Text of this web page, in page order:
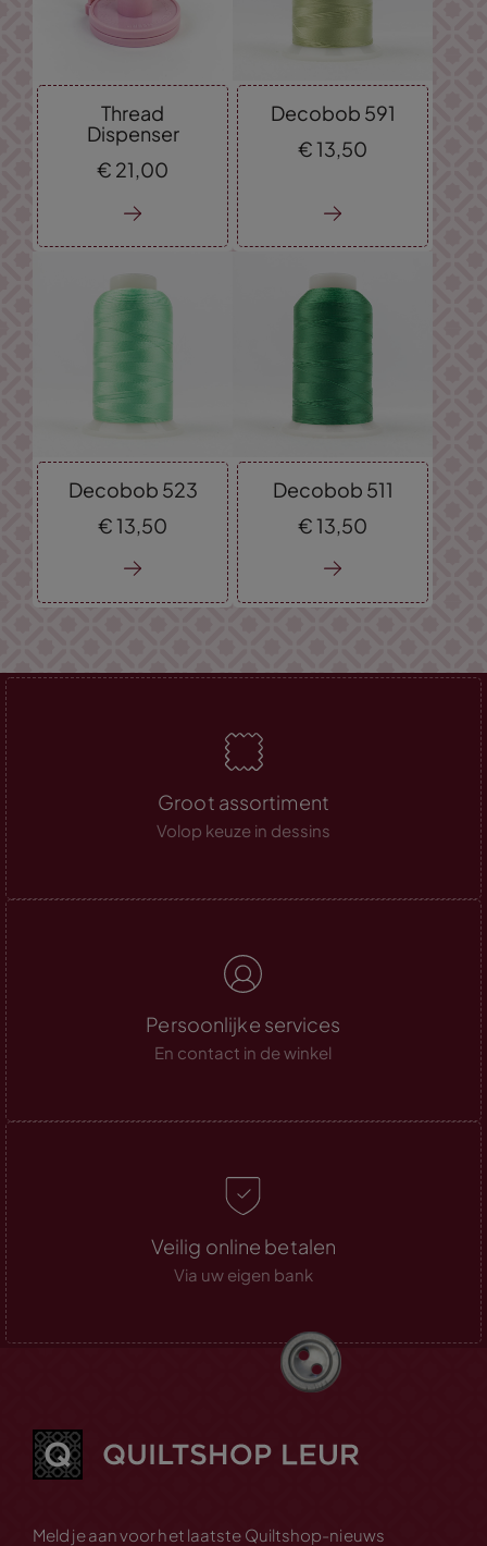
Thread
Dispenser
€ 21,00
Decobob 591
€13,50
Decobob 523
€13, 50
Decobob 511
€13, 50
Groot assortiment
Volop keuze in dessins
Persoonlijke services
En contact in de winkel
Veilig online betalen
Via uw eigen bank
Meld je aan voor het laatste Quiltshop-nieuws